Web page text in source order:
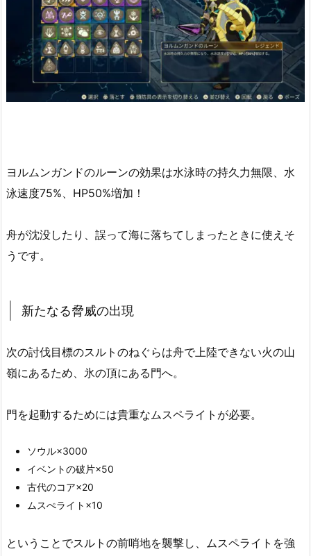
ヨルムンガンドのルーンの効果は水泳時の持久力無限、水
泳速度75%、HP50%増加！
舟が沈没したり、誤って海に落ちてしまったときに使えそ
うです。
新たなる脅威の出現
次の討伐目標のスルトのねぐらは舟で上陸できない火の山
嶺にあるため、氷の頂にある門へ。
門を起動するためには貴重なムスペライトが必要。
ソウル×3000
イベントの破片×50
古代のコア×20
ムスぺライト×10
ということでスルトの前哨地を襲撃し、ムスペライトを強